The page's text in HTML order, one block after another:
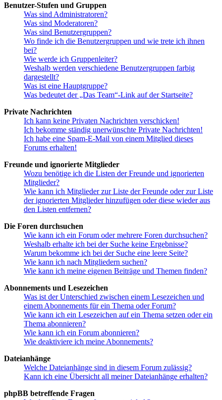
Benutzer-Stufen und Gruppen
Was sind Administratoren?
Was sind Moderatoren?
Was sind Benutzergruppen?
Wo finde ich die Benutzergruppen und wie trete ich ihnen
bei?
Wie werde ich Gruppenleiter?
Weshalb werden verschiedene Benutzergruppen farbig
dargestellt?
Was ist eine Hauptgruppe?
Was bedeutet der „Das Team“-Link auf der Startseite?
Private Nachrichten
Ich kann keine Privaten Nachrichten verschicken!
Ich bekomme ständig unerwünschte Private Nachrichten!
Ich habe eine Spam-E-Mail von einem Mitglied dieses
Forums erhalten!
Freunde und ignorierte Mitglieder
Wozu benötige ich die Listen der Freunde und ignorierten
Mitglieder?
Wie kann ich Mitglieder zur Liste der Freunde oder zur Liste
der ignorierten Mitglieder hinzufügen oder diese wieder aus
den Listen entfernen?
Die Foren durchsuchen
Wie kann ich ein Forum oder mehrere Foren durchsuchen?
Weshalb erhalte ich bei der Suche keine Ergebnisse?
Warum bekomme ich bei der Suche eine leere Seite?
Wie kann ich nach Mitgliedern suchen?
Wie kann ich meine eigenen Beiträge und Themen finden?
Abonnements und Lesezeichen
Was ist der Unterschied zwischen einem Lesezeichen und
einem Abonnements für ein Thema oder Forum?
Wie kann ich ein Lesezeichen auf ein Thema setzen oder ein
Thema abonnieren?
Wie kann ich ein Forum abonnieren?
Wie deaktiviere ich meine Abonnements?
Dateianhänge
Welche Dateianhänge sind in diesem Forum zulässig?
Kann ich eine Übersicht all meiner Dateianhänge erhalten?
phpBB betreffende Fragen